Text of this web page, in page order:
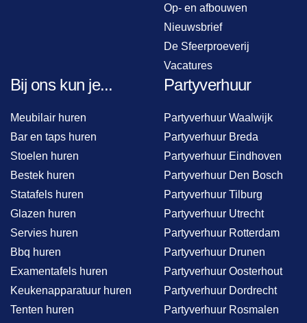
Op- en afbouwen
Nieuwsbrief
De Sfeerproeverij
Vacatures
Bij ons kun je...
Meubilair huren
Bar en taps huren
Stoelen huren
Bestek huren
Statafels huren
Glazen huren
Servies huren
Bbq huren
Examentafels huren
Keukenapparatuur huren
Tenten huren
Partyverhuur
Partyverhuur Waalwijk
Partyverhuur Breda
Partyverhuur Eindhoven
Partyverhuur Den Bosch
Partyverhuur Tilburg
Partyverhuur Utrecht
Partyverhuur Rotterdam
Partyverhuur Drunen
Partyverhuur Oosterhout
Partyverhuur Dordrecht
Partyverhuur Rosmalen